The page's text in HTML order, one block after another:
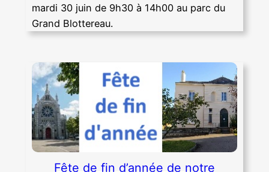
mardi 30 juin de 9h30 à 14h00 au parc du
Grand Blottereau.
Fête de fin d’année de notre